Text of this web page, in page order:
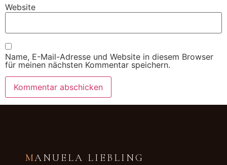
Website
Name, E-Mail-Adresse und Website in diesem Browser
für meinen nächsten Kommentar speichern.
MANUELA LIEBLING